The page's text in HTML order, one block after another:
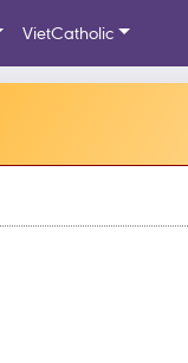
VietCatholic